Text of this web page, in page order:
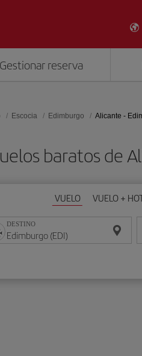
Gestionar reserva
Escocia Edimburgo Alicante -
baratos de
VUELO VUELO +
DESTINO